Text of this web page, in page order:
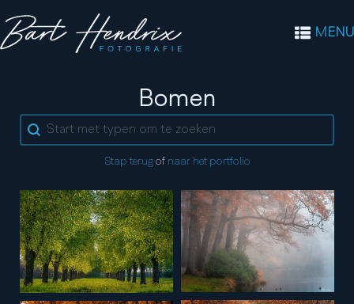
MENU
Tag:
Bomen
Search content
Stap terugof naar het portfolio